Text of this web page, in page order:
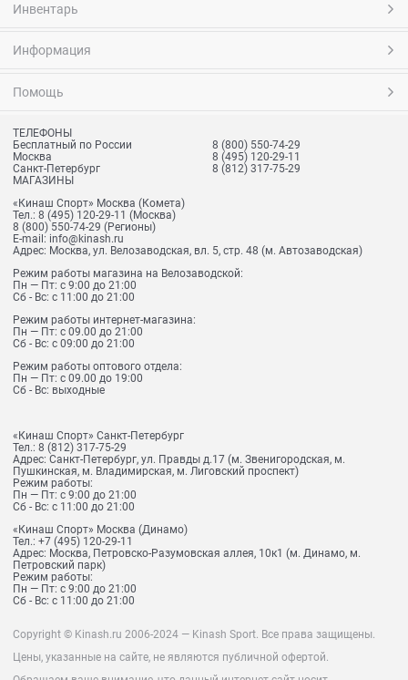
Инвентарь
Информация
Помощь
ТЕЛЕФОНЫ
Бесплатный по России
8 (800) 550-74-29
Москва
8 (495) 120-29-11
Санкт-Петербург
8 (812) 317-75-29
МАГАЗИНЫ
«Кинаш Спорт» Москва (Комета)
Тел.: 8 (495) 120-29-11 (Москва)
8 (800) 550-74-29 (Регионы)
E-mail: info@kinash.ru
Адрес: Москва, ул. Велозаводская, вл. 5, стр. 48 (м. Автозаводская)
Режим работы магазина на Велозаводской:
Пн — Пт: с 9:00 до 21:00
Сб - Вс: с 11:00 до 21:00
Режим работы интернет-магазина:
Пн — Пт: с 09.00 до 21:00
Сб - Вс: с 09:00 до 21:00
Режим работы оптового отдела:
Пн — Пт: с 09.00 до 19:00
Сб - Вс: выходные
«Кинаш Спорт» Санкт-Петербург
Тел.: 8 (812) 317-75-29
Адрес: Санкт-Петербург, ул. Правды д.17 (м. Звенигородская, м.
Пушкинская, м. Владимирская, м. Лиговский проспект)
Режим работы:
Пн — Пт: с 9:00 до 21:00
Сб - Вс: с 11:00 до 21:00
«Кинаш Спорт» Москва (Динамо)
Тел.: +7 (495) 120-29-11
Адрес: Москва, Петровско-Разумовская аллея, 10к1 (м. Динамо, м.
Петровский парк)
Режим работы:
Пн — Пт: с 9:00 до 21:00
Сб - Вс: с 11:00 до 21:00
Copyright © Kinash.ru 2006-2024 — Kinash Sport. Все права защищены.
Цены, указанные на сайте, не являются публичной офертой.